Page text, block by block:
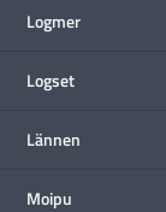
Logmer
Logset
Lännen
Moipu